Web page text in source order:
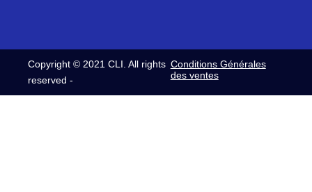
CL062134014
C/PL 062 M SC 10 FICHE CL062 13 40 14
Copyright © 2021 CLI. All rights
reserved -
Conditions Générales
des ventes